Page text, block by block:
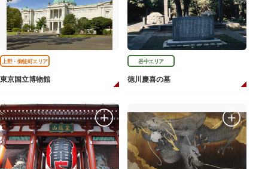
上野・御徒町エリア
東京国立博物館
谷中エリア
徳川慶喜の墓